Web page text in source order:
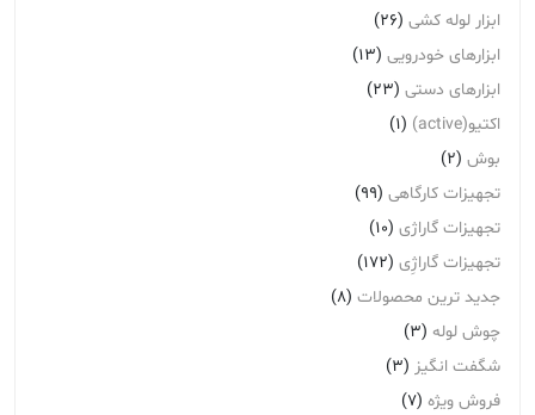
ابزار لوله کشی (26)
ابزارهای خودرویی (13)
ابزارهای دستی (23)
اکتیو(active)
(1)
بوش (2)
تجهیزات کارگاهی (99)
تجهیزات گاراژی (10)
تجهیزات گاراژِی (172)
جدید ترین محصولات (8)
چوش لوله (3)
شگفت انگیز (3)
فروش ویژه (7)